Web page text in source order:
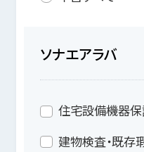
ソナエアラバ
住宅設備機器
建物検査・既存